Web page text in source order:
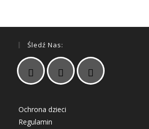
Śledź Nas:
Ochrona dzieci
Regulamin